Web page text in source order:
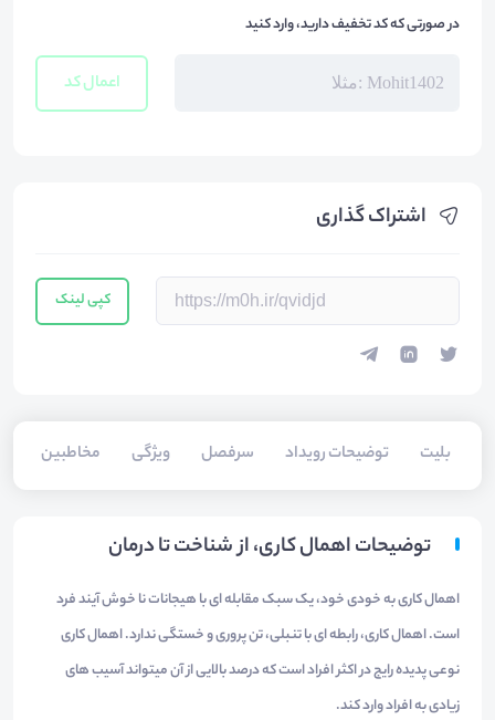
اشتراک گذاری
کپی لینک
بلیت‌ توضیحات رویداد سرفصل ویژگی مخاطبین
در صورتی که کد تخفیف دارید، وارد کنید
اعمال کد
توضیحات اهمال کاری، از شناخت تا درمان
اهمال کاری به خودی خود، یک سبک مقابله ای با هیجانات نا خوش آیند فرد
است. اهمال کاری، رابطه ای با تنبلی، تن پروری و خستگی ندارد. اهمال کاری
نوعی پدیده رایج در اکثر افراد است که درصد بالایی از آن میتواند آسیب های
زیادی به افراد وارد کند.